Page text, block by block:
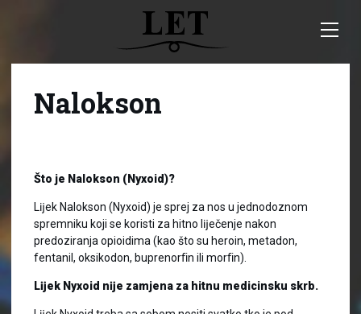
Nalokson
Što je Nalokson (Nyxoid)?
Lĳek Nalokson (Nyxoid) je sprej za nos u jednodoznom
spremniku koji se koristi za hitno lĳečenje nakon
predoziranja opioidima (kao što su heroin, metadon,
fentanil, oksikodon, buprenorﬁn ili morﬁn).
Lĳek Nyxoid nĳe zamjena za hitnu medicinsku skrb.